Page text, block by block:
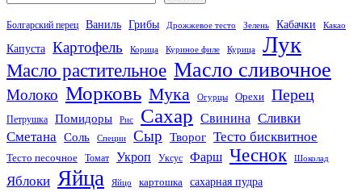
Болгарский перец Ваниль Грибы Дрожжевое тесто Зелень Кабачки Какао
Капуста Картофель Корица Куриное филе Курица Лук
Масло растительное Масло сливочное
Молоко Морковь Мука Огурцы Орехи Перец
Петрушка Помидоры Рис Сахар Свинина Сливки
Сметана
Соль Специи Сыр Творог Тесто бисквитное
Тесто песочное Томат Укроп Уксус Фарш Чеснок Шоколад
Яблоки Яйца Яйцо картошка сахарная пудра